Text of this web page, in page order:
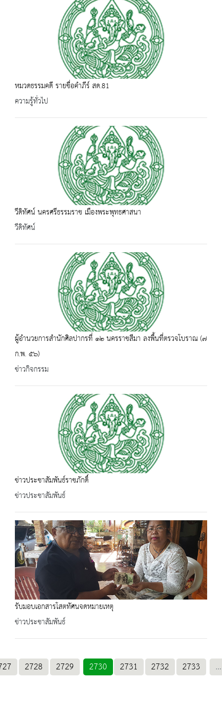
หมวดธรรมคดี รายชื่อคำภีร์ สด.81
ความรู้ทั่วไป
วีดิทัศน์ นครศรีธรรมราช เมืองพระพุทธศาสนา
วีดิทัศน์
ผู้อำนวยการสำนักศิลปากรที่ ๑๒ นครราชสีมา ลงพื้นที่ตรวจโบราณ (๗
ก.พ. ๕๖)
ข่าวกิจกรรม
ข่าวประชาสัมพันธ์ราชภักดิ์
ข่าวประชาสัมพันธ์
รับมอบเอกสารโสตทัศนจดหมายเหตุ
ข่าวประชาสัมพันธ์
2728 2729 2730 2731 2732 2733 ...